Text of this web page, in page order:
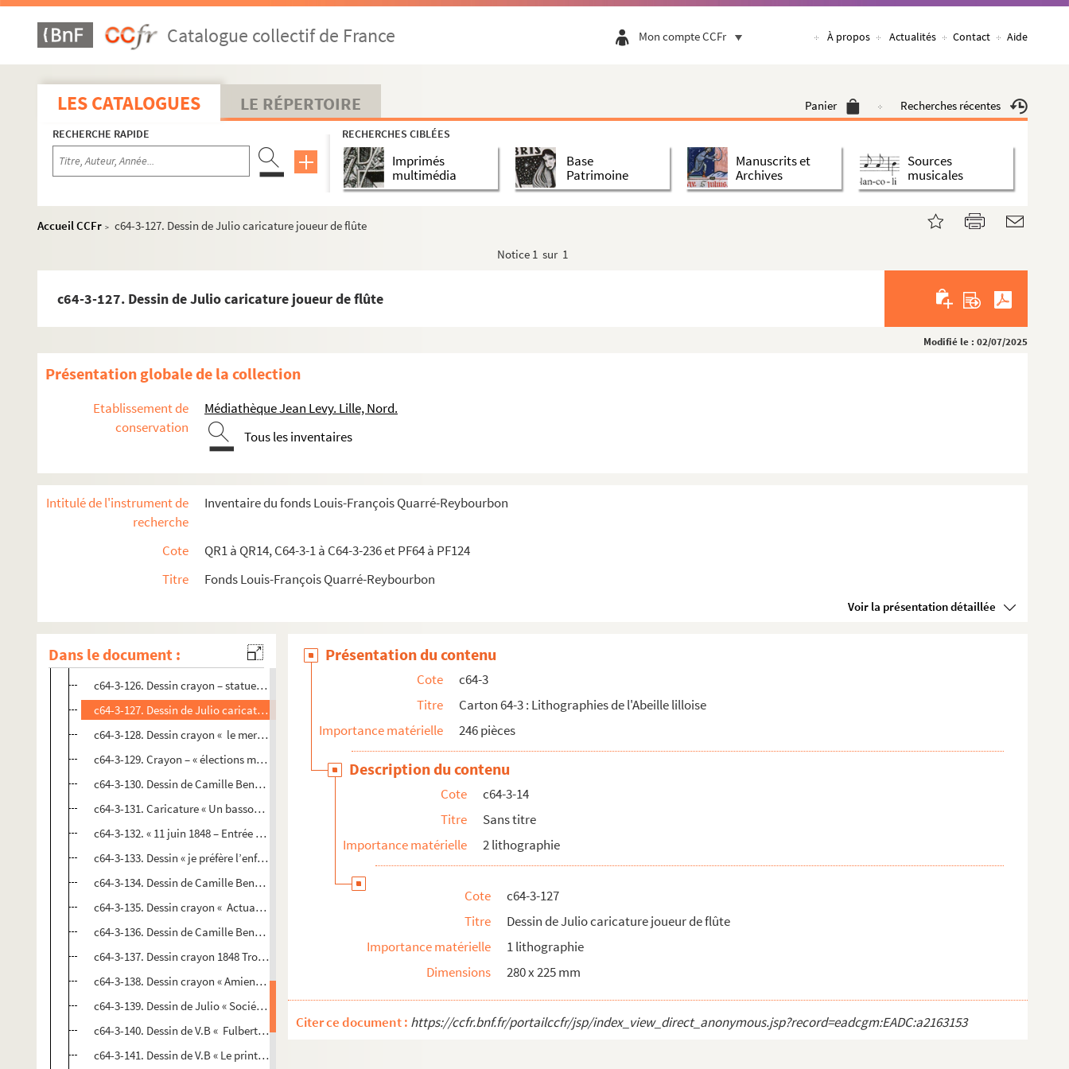
Catalogue collectif de France Mon compte CCFr À propos Actualités Contact Aide
LES CATALOGUES LE RÉPERTOIRE Panier Recherches récentes
RECHERCHE RAPIDE RECHERCHES CIBLÉES
Imprimés
multimédia
Base
Patrimoine
Manuscrits et
Archives
Sources
musicales
Accueil CCFr > c64-3-127. Dessin de Julio caricature joueur de flûte
Notice 1 sur 1
c64-3-127. Dessin de Julio caricature joueur de flûte
Modifié le : 02/07/2025
Présentation globale de la collection
Etablissement de
conservation
Médiathèque Jean Levy. Lille, Nord.
Tous les inventaires
Intitulé de l'instrument de
recherche
Inventaire du fonds Louis-François Quarré-Reybourbon
Cote
QR1 à QR14, C64-3-1 à C64-3-236 et PF64 à PF124
Titre
Fonds Louis-François Quarré-Reybourbon
Voir la présentation détaillée
Dans le document :
c64-3-100. Dessin de Golo – la consigne
c64-3-101. Dessin de A Barre « passe temps d’un épicier ». (lithographie de Barre)
c64-3-102. Dessin crayon – La sortie du théâtre – une délicieuse plaisanterie. (lithographie de Barre)
c64-3-103. Dessin crayon « inconvénient d’être trop longtemps de julio sans monter sa garde »
c64-3-104. Dessin de croque tout « dis donc Mr Gustave pourquoi que papa... »
c64-3-105. Dessin de Barre – l’abeille lilloise, la sentinelle perdue. (lithographie de Barre)
c64-3-106. Dessin de Camille Benoît « un monsieur sur le point de perdre ses droits électoraux »
c64-3-110. Dessin de Croque tout « Actualité – crâne temps pour faire passer des cornichons »
c64-3-113. Dessin de Camille Benoît « je suis l’empereur Charles Quint »
c64-3-115. Dessin de Camille Benoît personnage avec violon sur une chaise
c64-3-116. Dessin de Julio « grande fugue exécutée par un artiste du théâtre de Lille »
c64-3-118. Dessin de Trognon de chou « le messager du Nord à la recherche d’un imprimeur »
c64-3-119. Dessin de Julio, caricature d’un trompettiste
c64-3-121. Dessin crayon « actualités, en v'là t’y un tas d’ordures... c’est le fonctionnaire... »
c64-3-122. Dessin crayon « un monsieur qui a bien diné... »
c64-3-124. Dessin crayon « le lendemain – conciliation dans la désolation – jubilation ». (Litho de Bracke)
c64-3-125. Dessin crayon « comment Jobard se venge »
c64-3-126. Dessin crayon – statue tirée par groupe de clergé et aristocrate
c64-3-127. Dessin de Julio caricature joueur de flûte
c64-3-128. Dessin crayon « le mercredi des cendres »
c64-3-129. Crayon – « élections municipales ». Verso annonces diverses.
c64-3-130. Dessin de Camille Benoît – impression de voyage. Verso annonces diverses
c64-3-131. Caricature « Un basson pour une basse taille »
c64-3-132. « 11 juin 1848 – Entrée à Amiens »
c64-3-133. Dessin « je préfère l’enfer pour l’éternité qu’une garde au paradis »
c64-3-134. Dessin de Camille Benoît « Aubert dans Roland à Roncevaux ». (Litho Bayart)
c64-3-135. Dessin crayon « Actualités – Papa ! Où vas tu donc te frotter »
c64-3-136. Dessin de Camille Benoît « Actualités – vois tu Pachu, il n’y a rien de meilleur que le commerce... ...
c64-3-137. Dessin crayon 1848 Trognon de chou « Le messager du Nord à la recherche d’un imprimeur »
c64-3-138. Dessin crayon « Amiens le 12 juin 1848 – Diable ! l’affaire a été chaude »
c64-3-139. Dessin de Julio « Société lilloise – une célébrité exécutant à l’association musicale »
c64-3-140. Dessin de V.B « Fulbert un jour coupa les ailes d’Abeilard »
c64-3-141. Dessin de V.B « Le printemps – l’aurore aux doigts de rose ouvrit les portes... »
Présentation du contenu
Cote
c64-3
Titre
Carton 64-3 : Lithographies de l'Abeille lilloise
Importance matérielle
246 pièces
Description du contenu
Cote
c64-3-14
Titre
Sans titre
Importance matérielle
2 lithographie
Cote
c64-3-127
Titre
Dessin de Julio caricature joueur de flûte
Importance matérielle
1 lithographie
Dimensions
280 x 225 mm
Citer ce document : https://ccfr.bnf.fr/portailccfr/jsp/index_view_direct_anonymous.jsp?record=eadcgm:EADC:a2163153